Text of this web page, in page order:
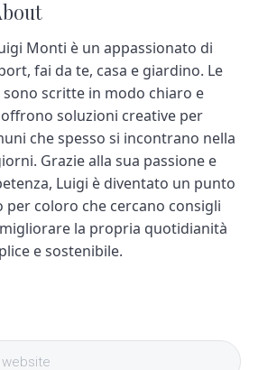
Monti è un appassionato di
fai da te, casa e giardino. Le
sono scritte in modo chiaro e
offrono soluzioni creative per
che spesso si incontrano nella
Grazie alla sua passione e
Luigi è diventato un punto
coloro che cercano consigli
la propria quotidianità
e sostenibile.